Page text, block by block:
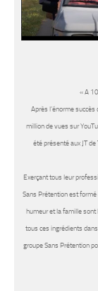
«A
Après l’énorme
million de vues sur
été présenté aux JT
Exerçant tous leur
Sans Prétention est
humeur et la famille sont
tous ces ingrédients
groupe Sans Prétention